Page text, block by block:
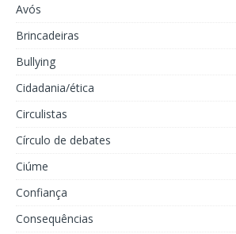
Avós
Brincadeiras
Bullying
Cidadania/ética
Circulistas
Círculo de debates
Ciúme
Confiança
Consequências